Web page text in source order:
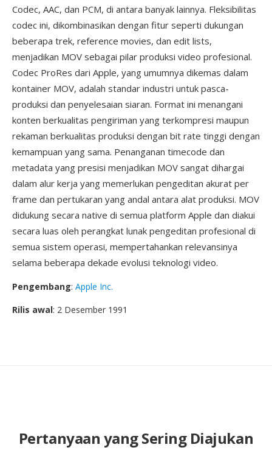
Codec, AAC, dan PCM, di antara banyak lainnya. Fleksibilitas
codec ini, dikombinasikan dengan fitur seperti dukungan
beberapa trek, reference movies, dan edit lists,
menjadikan MOV sebagai pilar produksi video profesional.
Codec ProRes dari Apple, yang umumnya dikemas dalam
kontainer MOV, adalah standar industri untuk pasca-
produksi dan penyelesaian siaran. Format ini menangani
konten berkualitas pengiriman yang terkompresi maupun
rekaman berkualitas produksi dengan bit rate tinggi dengan
kemampuan yang sama. Penanganan timecode dan
metadata yang presisi menjadikan MOV sangat dihargai
dalam alur kerja yang memerlukan pengeditan akurat per
frame dan pertukaran yang andal antara alat produksi. MOV
didukung secara native di semua platform Apple dan diakui
secara luas oleh perangkat lunak pengeditan profesional di
semua sistem operasi, mempertahankan relevansinya
selama beberapa dekade evolusi teknologi video.
Pengembang: Apple Inc.
Rilis awal: 2 Desember 1991
Pertanyaan yang Sering Diajukan